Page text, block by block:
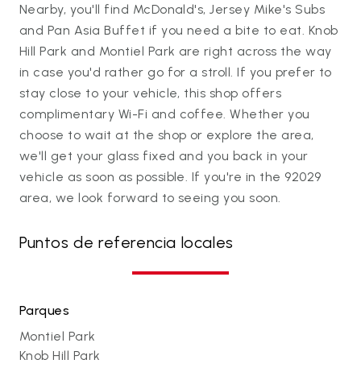
Nearby, you'll find McDonald's, Jersey Mike's Subs
and Pan Asia Buffet if you need a bite to eat. Knob
Hill Park and Montiel Park are right across the way
in case you'd rather go for a stroll. If you prefer to
stay close to your vehicle, this shop offers
complimentary Wi-Fi and coffee. Whether you
choose to wait at the shop or explore the area,
we'll get your glass fixed and you back in your
vehicle as soon as possible. If you're in the 92029
area, we look forward to seeing you soon.
Puntos de referencia locales
Parques
Montiel Park
Knob Hill Park